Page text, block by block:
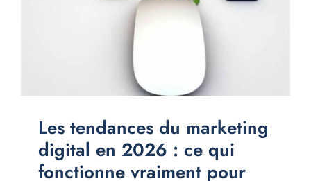
Les tendances du marketing
digital en 2026 : ce qui
fonctionne vraiment pour